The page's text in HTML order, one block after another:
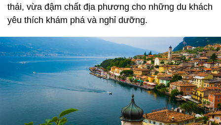
thái, vừa đậm chất địa phương cho những du khách
yêu thích khám phá và nghỉ dưỡng.